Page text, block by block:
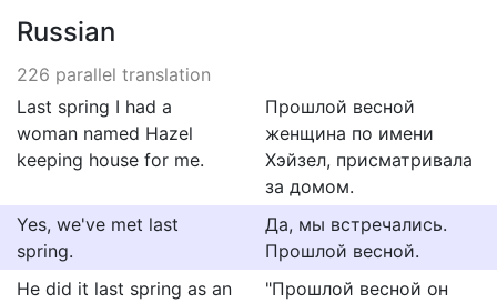
Russian
226 parallel translation
Last spring I had a
woman named Hazel
keeping house for me.
Прошлой весной
женщина по имени
Хэйзел, присматривала
за домом.
Yes, we've met last
spring.
Да, мы встречались.
Прошлой весной.
He did it last spring as an
"Прошлой весной он